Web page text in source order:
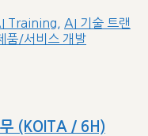
Training
AI 기술 트랜
품/서비스 개발
(KOITA / 6H)